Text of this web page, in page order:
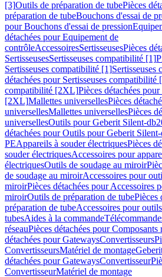
[3]Outils de préparation de tubePièces
préparation de tubeBouchons d'essai de
pour Bouchons d'essai de pression
détachées pour Equipement de
contrôleAccessoiresSertisseusesPièces
SertisseusesSertisseuses compatibilité [1]
Sertisseuses compatibilité [1]
détachées pour Sertisseuses compatibilité
compatibilité [2XL]Pièces détachées
[2XL]Mallettes universellesPièces
universellesMallettes universellesPièces
universellesOutils pour Geberit Silent-
détachées pour Outils pour Geberit
PEAppareils à souder électriquesPièces
souder électriquesAccessoires pour
électriquesOutils de soudage au miroir
de soudage au miroirAccessoires pour
miroirPièces détachées pour Accessoires
miroirOutils de préparation de tubePièces
préparation de tubeAccessoires pour
tubesAides à la commande
réseauPièces détachées pour Composants
détachées pour GatewaysConvertisseurs
ConvertisseursMatériel de montage
détachées pour GatewaysConvertisseur
ConvertisseurMatériel de montage